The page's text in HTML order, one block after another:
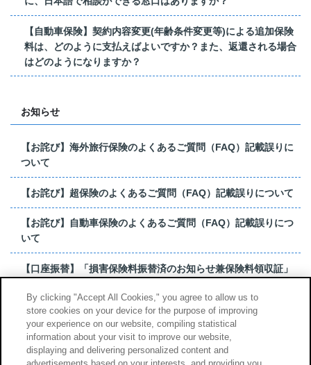
【自動車保険】契約内容変更(年齢条件変更等)による追加保険
料は、どのように支払えばよいですか？また、返還される場合
はどのようになりますか？
お知らせ
【お詫び】海外旅行保険のよくあるご質問（FAQ）記載誤りに
ついて
【お詫び】超保険のよくあるご質問（FAQ）記載誤りについて
【お詫び】自動車保険のよくあるご質問（FAQ）記載誤りにつ
いて
【口座振替】「損害保険料振替済のお知らせ兼保険料領収証」
【お詫び】超保険のよくあるご質問（FAQ）記載誤りについて
もっと見る
By clicking "Accept All Cookies," you agree to allow us to
store cookies on your device for the purpose of improving
your experience on our website, compiling statistical
information about your visit to improve our website,
displaying and delivering personalized content and